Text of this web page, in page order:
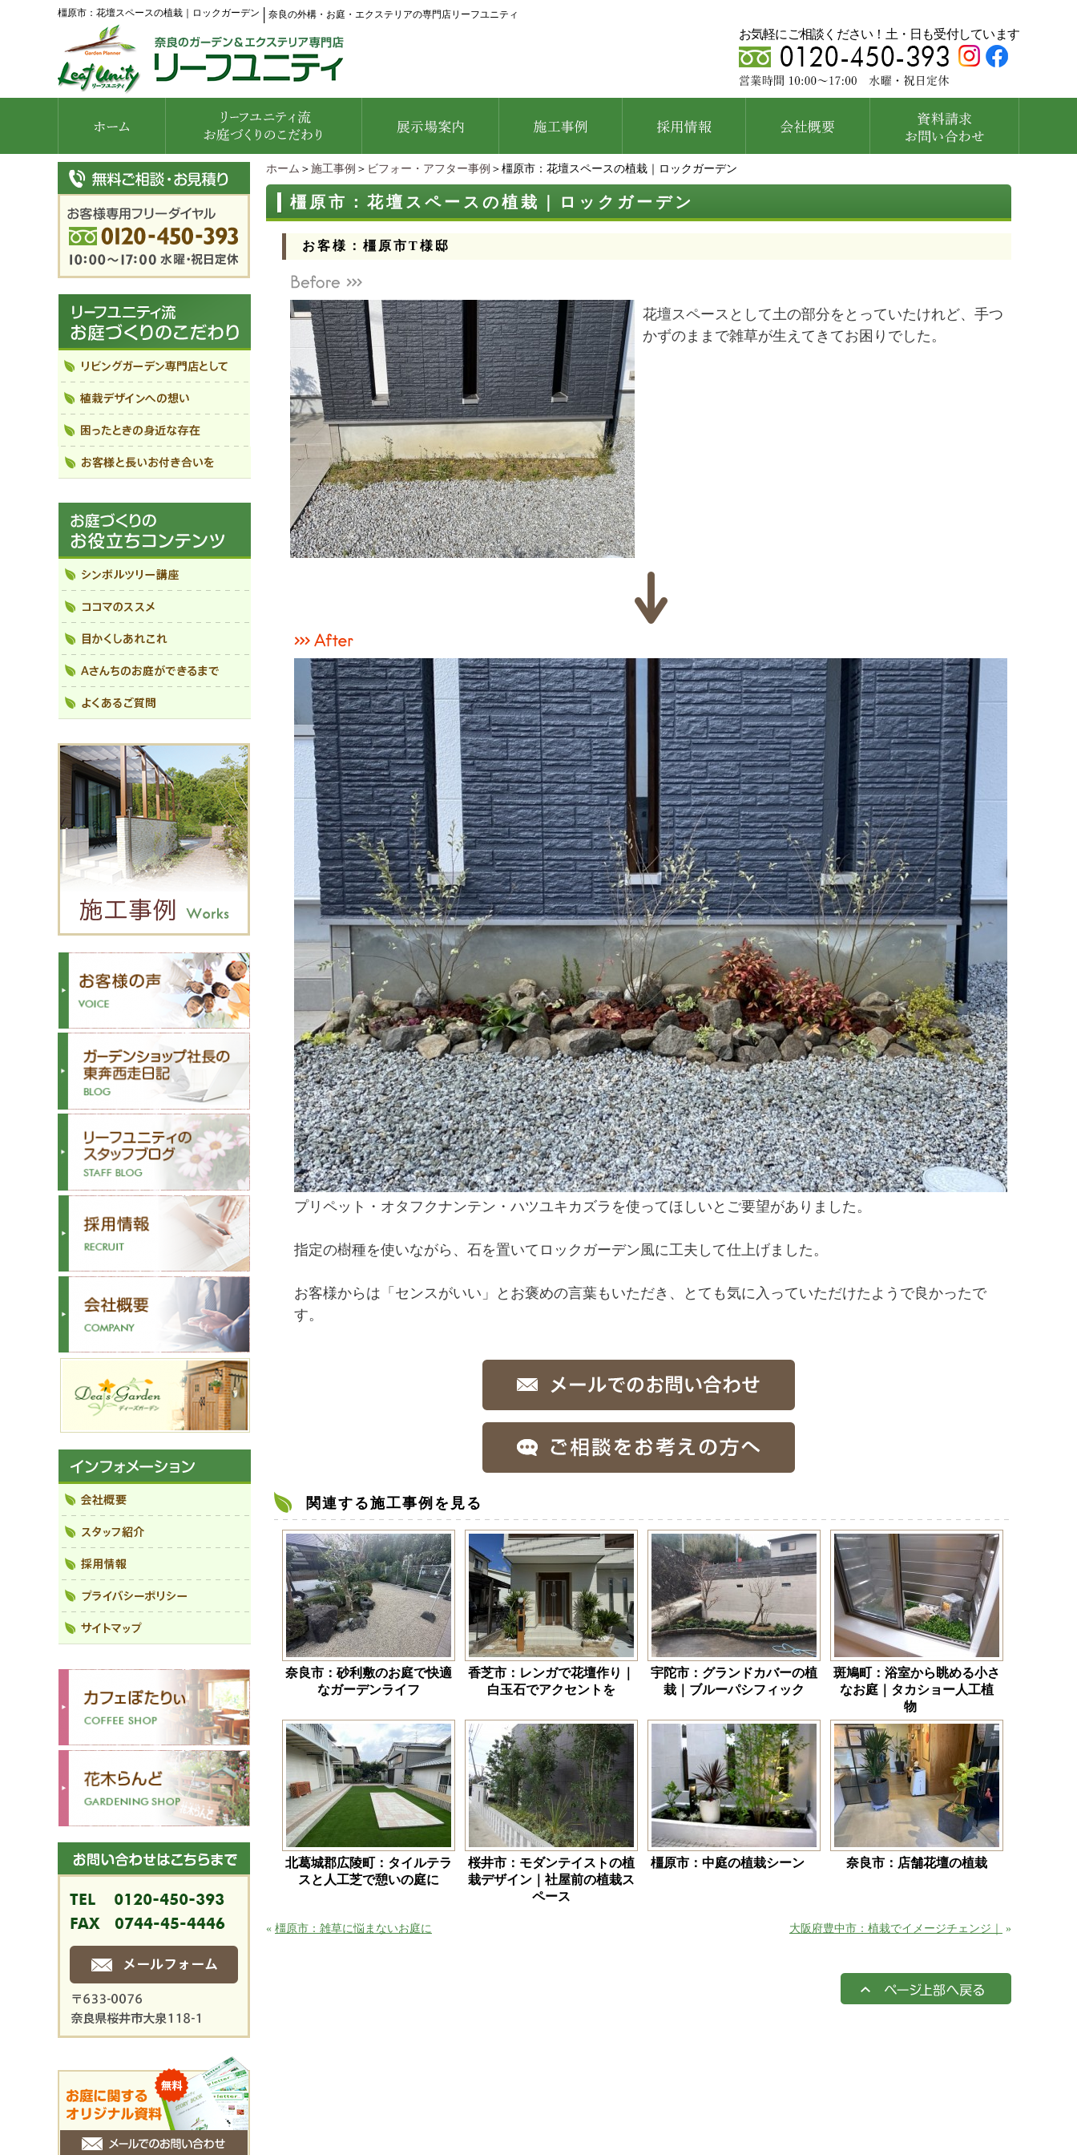
橿原市：花壇スペースの植栽｜ロックガーデン 奈良の外構・お庭・エクステリアの専門店リーフユニティ
お気軽にご相談ください！土・日も受付しています
ホーム ＞ 施工事例 ＞ ビフォー・アフター事例 ＞橿原市：花壇スペースの植栽｜ロックガーデン
橿原市：花壇スペースの植栽｜ロックガーデン
お客様：橿原市T様邸
花壇スペースとして土の部分をとっていたけれど、手つ
かずのままで雑草が生えてきてお困りでした。
プリペット・オタフクナンテン・ハツユキカズラを使ってほしいとご要望がありました。
指定の樹種を使いながら、石を置いてロックガーデン風に工夫して仕上げました。
お客様からは「センスがいい」とお褒めの言葉もいただき、とても気に入っていただけたようで良かったで
す。
関連する施工事例を見る
奈良市：砂利敷のお庭で快適
なガーデンライフ
香芝市：レンガで花壇作り｜
白玉石でアクセントを
宇陀市：グランドカバーの植
栽｜ブルーパシフィック
斑鳩町：浴室から眺める小さ
なお庭｜タカショー人工植
物
北葛城郡広陵町：タイルテラ
スと人工芝で憩いの庭に
桜井市：モダンテイストの植
栽デザイン｜社屋前の植栽ス
ペース
橿原市：中庭の植栽シーン 奈良市：店舗花壇の植栽
« 橿原市：雑草に悩まないお庭に 大阪府豊中市：植栽でイメージチェンジ｜ »